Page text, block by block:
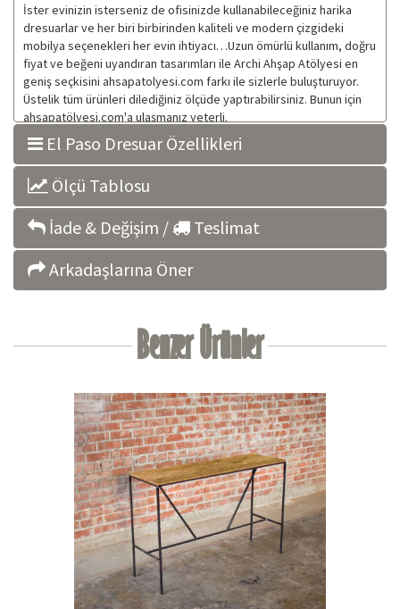
İster evinizin isterseniz de ofisinizde kullanabileceğiniz harika
dresuarlar ve her biri birbirinden kaliteli ve modern çizgideki
mobilya seçenekleri her evin ihtiyacı…Uzun ömürlü kullanım, doğru
fiyat ve beğeni uyandıran tasarımları ile Archi Ahşap Atölyesi en
geniş seçkisini ahsapatolyesi.com farkı ile sizlerle buluşturuyor.
Üstelik tüm ürünleri dilediğiniz ölçüde yaptırabilirsiniz. Bunun için
ahsapatölyesi.com'a ulaşmanız yeterli.
El Paso Dresuar Özellikleri
Ölçü Tablosu
İade & Değişim /
Teslimat
Arkadaşlarına Öner
Benzer Ürünler